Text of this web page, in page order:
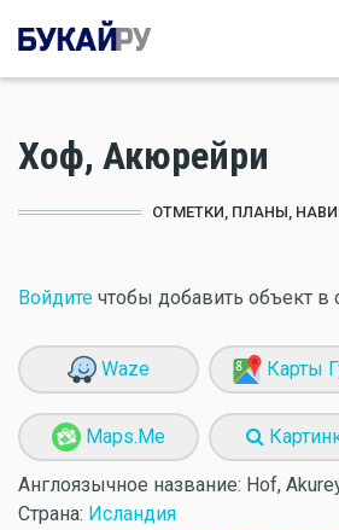
Хоф, Акюрейри
ОТМЕТКИ, ПЛАНЫ,
Войдите чтобы добавить объект в
Waze Карты
Maps.Me
Англоязычное название: Hof,
Страна: Исландия